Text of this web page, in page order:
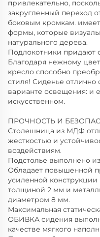
привлекательно,
закругленный переход
боковым кромкам.
формы, которые
натурального дерева.
Подлокотники придают
Благодаря нежному
кресло способно
стиля! Сиденье
варианте освещения: и
искусственном.
ПРОЧНОСТЬ И
Столешница из МДФ
жесткостью и
воздействиям.
Подстолье выполнено
Обладает повышенной
усиленной конструкции
толщиной 2 мм и
диаметром 8 мм.
Максимальная
ОБИВКА сидения
качестве мягкого